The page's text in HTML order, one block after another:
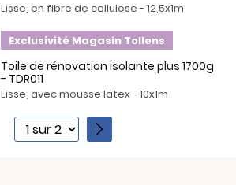
Lisse, en fibre de cellulose - 12,5x1m
Exclusivité Magasin Tollens
Toile de rénovation isolante plus 1700g
- TDR011
Lisse, avec mousse latex - 10x1m
1
2